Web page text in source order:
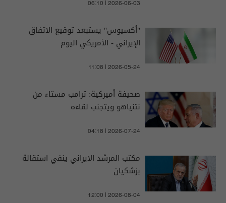
06:10 | 2026-06-03
"أكسيوس" يستبعد توقيع الاتفاق
الإيراني - الأمريكي اليوم
11:08 | 2026-05-24
صحيفة أميركية: ترامب مستاء من
نتنياهو ويتجنب لقاءه
04:18 | 2026-07-24
مكتب المرشد الايراني ينفي استقالة
بزشكيان
12:00 | 2026-08-04